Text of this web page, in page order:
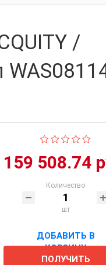
/
159 508.74
Количество
шт
ДОБАВИТЬ В
КОРЗИНУ
ПОЛУЧИТЬ